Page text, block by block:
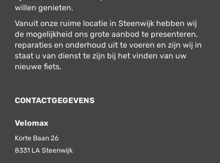
willen genieten.
Vanuit onze ruime locatie in Steenwijk hebben wij
de mogelijkheid ons grote aanbod te presenteren,
reparaties en onderhoud uit te voeren en zijn wij in
staat u van dienst te zijn bij het vinden van uw
nieuwe fiets.
CONTACTGEGEVENS
Velomax
Korte Baan 26
8331 LA Steenwijk